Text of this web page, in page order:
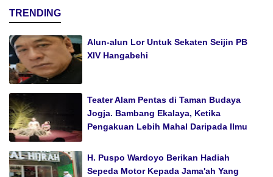
TRENDING
Alun-alun Lor Untuk Sekaten Seijin PB
XIV Hangabehi
Teater Alam Pentas di Taman Budaya
Jogja. Bambang Ekalaya, Ketika
Pengakuan Lebih Mahal Daripada Ilmu
H. Puspo Wardoyo Berikan Hadiah
Sepeda Motor Kepada Jama'ah Yang